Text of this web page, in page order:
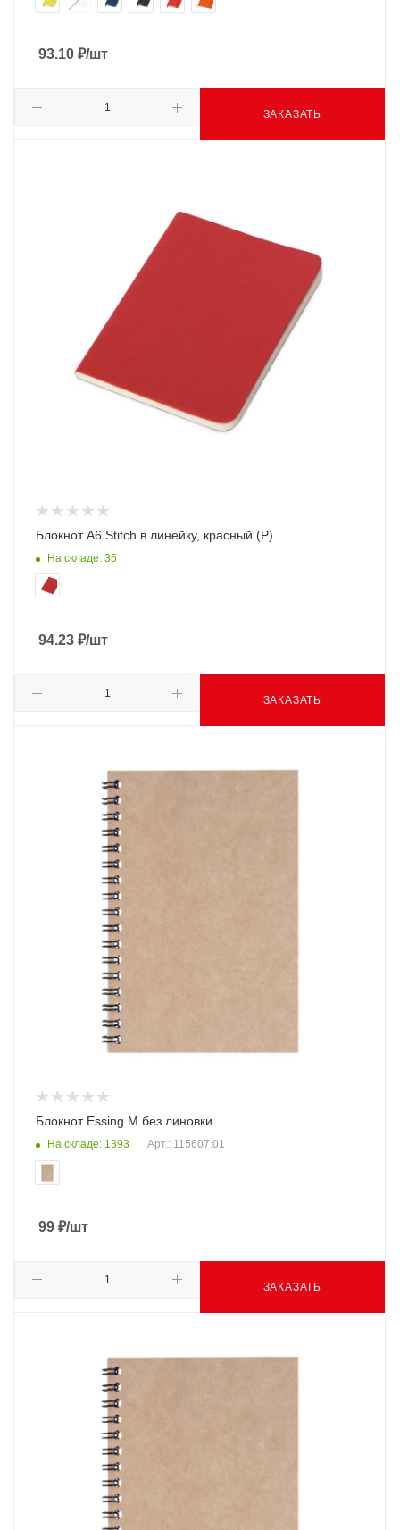
93.10 ₽/шт
ЗАКАЗАТЬ
Блокнот A6 Stitch в линейку, красный (Р)
На складе: 35
94.23 ₽/шт
ЗАКАЗАТЬ
Блокнот Essing M без линовки
На складе: 1393 Арт.: 115607.01
99 ₽/шт
ЗАКАЗАТЬ